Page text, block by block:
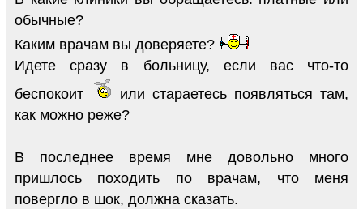
обычные?
Каким врачам вы доверяете?
Идете сразу в больницу, если вас что-то
беспокоит
или стараетесь появляться там,
как можно реже?
В последнее время мне довольно много
пришлось походить по врачам, что меня
повергло в шок, должна сказать.